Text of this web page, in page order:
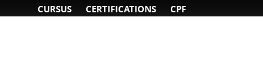
CURSUS CERTIFICATIONS CPF